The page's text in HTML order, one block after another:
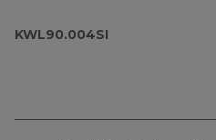
KWL90.004SI